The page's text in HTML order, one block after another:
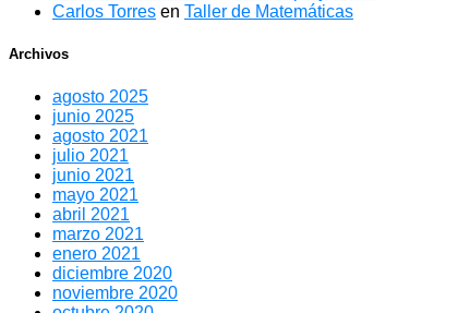
Carlos Torres en Taller de Matemáticas
Archivos
agosto 2025
junio 2025
agosto 2021
julio 2021
junio 2021
mayo 2021
abril 2021
marzo 2021
enero 2021
diciembre 2020
noviembre 2020